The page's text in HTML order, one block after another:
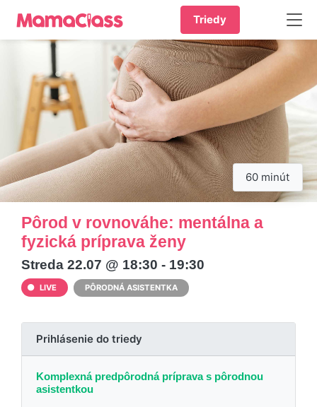
Triedy
60 minút
Pôrod v rovnováhe: mentálna a
fyzická príprava ženy
Streda 22.07 @ 18:30 - 19:30
LIVE PÔRODNÁ ASISTENTKA
Prihlásenie do triedy
Komplexná predpôrodná príprava s pôrodnou
asistentkou